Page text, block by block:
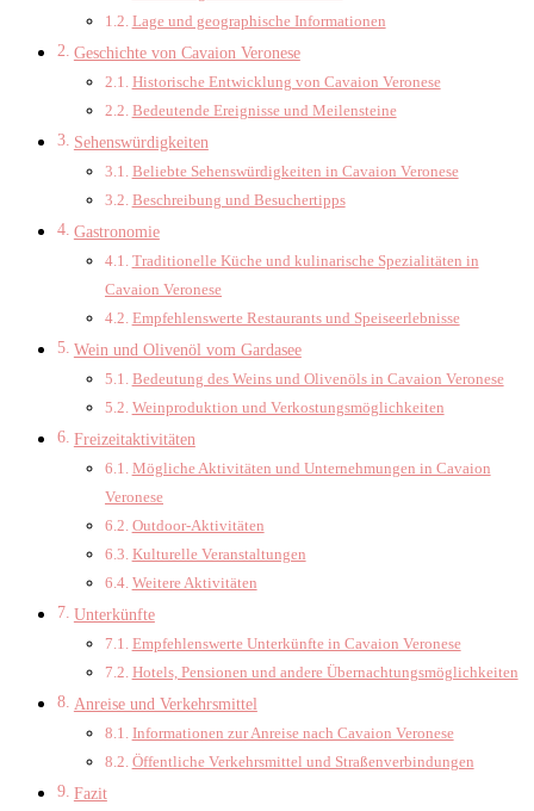
Lage und geographische Informationen
Geschichte von Cavaion Veronese
Historische Entwicklung von Cavaion Veronese
Bedeutende Ereignisse und Meilensteine
Sehenswürdigkeiten
Beliebte Sehenswürdigkeiten in Cavaion Veronese
Beschreibung und Besuchertipps
Gastronomie
Traditionelle Küche und kulinarische Spezialitäten in
Cavaion Veronese
Empfehlenswerte Restaurants und Speiseerlebnisse
Wein und Olivenöl vom Gardasee
Bedeutung des Weins und Olivenöls in Cavaion Veronese
Weinproduktion und Verkostungsmöglichkeiten
Freizeitaktivitäten
Mögliche Aktivitäten und Unternehmungen in Cavaion
Veronese
Outdoor-Aktivitäten
Kulturelle Veranstaltungen
Weitere Aktivitäten
Unterkünfte
Empfehlenswerte Unterkünfte in Cavaion Veronese
Hotels, Pensionen und andere Übernachtungsmöglichkeiten
Anreise und Verkehrsmittel
Informationen zur Anreise nach Cavaion Veronese
Öffentliche Verkehrsmittel und Straßenverbindungen
Fazit